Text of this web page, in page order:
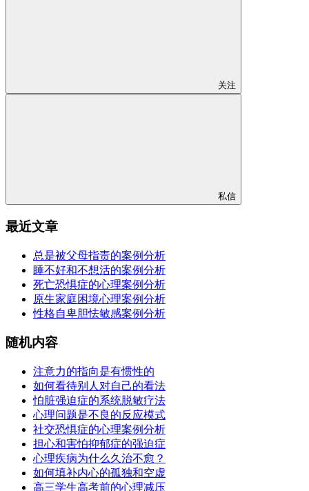
关注
私信
最近文章
总是被父母指责的案例分析
睡不好和不想活的案例分析
死亡恐惧症的心理案例分析
原生家庭困境心理案例分析
性格自卑胆怯敏感案例分析
随机内容
注意力的指向是有惯性的
如何看待别人对自己的看法
怕脏强迫症的系统脱敏疗法
心理问题是不良的反应模式
社交恐惧症的心理案例分析
担心和害怕抑郁症的强迫症
心理疾病为什么久治不愈？
如何填补内心的孤独和空虚
高三学生高考前的心理减压